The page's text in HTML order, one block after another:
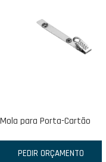
Mola para Porta-Cartão
PEDIR ORÇAMENTO